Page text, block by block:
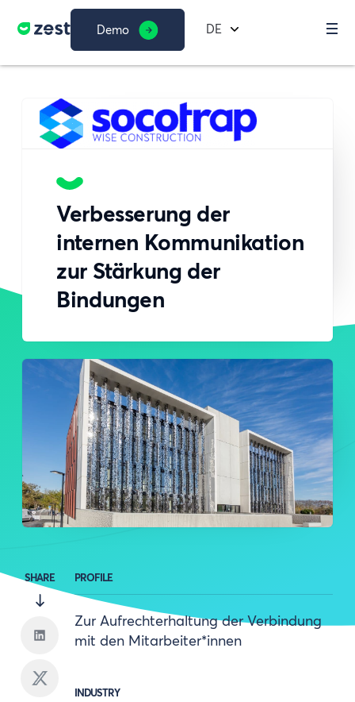
Demo DE
Verbesserung der
internen Kommunikation
zur Stärkung der
Bindungen
SHARE PROFILE
Zur Aufrechterhaltung der Verbindung
mit den Mitarbeiter*innen
INDUSTRY